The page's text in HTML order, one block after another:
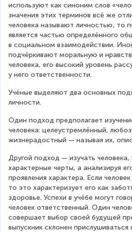
используют как синоним слов
значения этих терминов всё же
человека называют личностью, то
является частью определённого
в социальном взаимодействии.
подчёркивают моральную и
человека, его высокий уровень
у него ответственности.
Учёные выделяют два основных
личности.
Один подход предполагает
человека: целеустремлённый,
жизнерадостный — называя их,
Другой подход — изучать человека,
характерные черты, а анализируя
проявления характера. Если
то это характеризует его как
здоровье. Успехи в учёбе могут
человек ответственный. Один
совершает выбор своей будущей
выпускник склонен